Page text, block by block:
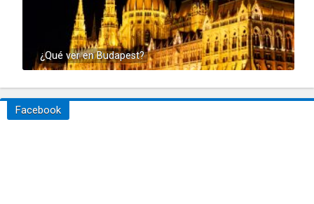
¿Qué ver en Budapest?
Facebook